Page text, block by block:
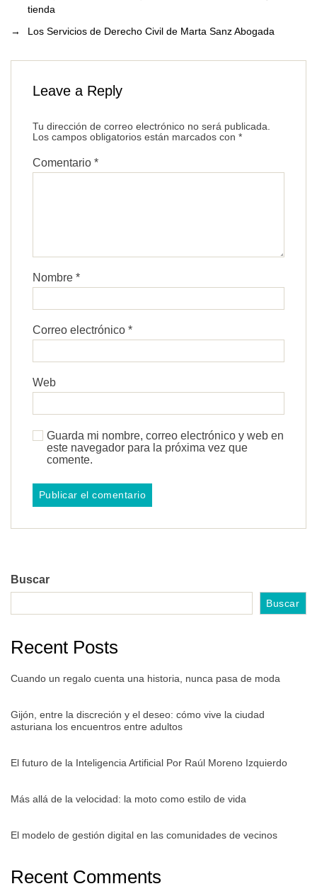
tienda
→
Los Servicios de Derecho Civil de Marta Sanz Abogada
Leave a Reply
Tu dirección de correo electrónico no será publicada.
Los campos obligatorios están marcados con *
Comentario *
Nombre *
Correo electrónico *
Web
Guarda mi nombre, correo electrónico y web en
este navegador para la próxima vez que
comente.
Buscar
Buscar
Recent Posts
Cuando un regalo cuenta una historia, nunca pasa de moda
Gijón, entre la discreción y el deseo: cómo vive la ciudad
asturiana los encuentros entre adultos
El futuro de la Inteligencia Artificial Por Raúl Moreno Izquierdo
Más allá de la velocidad: la moto como estilo de vida
El modelo de gestión digital en las comunidades de vecinos
Recent Comments